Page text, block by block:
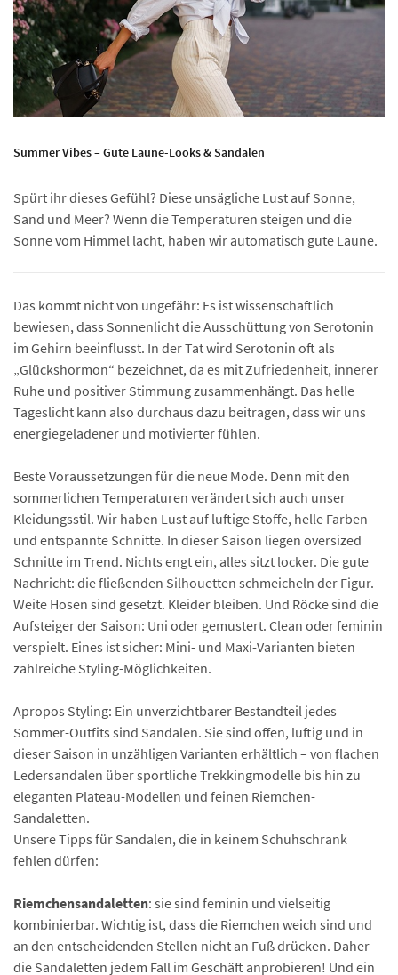
Summer Vibes – Gute Laune-Looks & Sandalen
Spürt ihr dieses Gefühl? Diese unsägliche Lust auf Sonne,
Sand und Meer? Wenn die Temperaturen steigen und die
Sonne vom Himmel lacht, haben wir automatisch gute Laune.
Das kommt nicht von ungefähr: Es ist wissenschaftlich
bewiesen, dass Sonnenlicht die Ausschüttung von Serotonin
im Gehirn beeinflusst. In der Tat wird Serotonin oft als
„Glückshormon“ bezeichnet, da es mit Zufriedenheit, innerer
Ruhe und positiver Stimmung zusammenhängt. Das helle
Tageslicht kann also durchaus dazu beitragen, dass wir uns
energiegeladener und motivierter fühlen.
Beste Voraussetzungen für die neue Mode. Denn mit den
sommerlichen Temperaturen verändert sich auch unser
Kleidungsstil. Wir haben Lust auf luftige Stoffe, helle Farben
und entspannte Schnitte. In dieser Saison liegen oversized
Schnitte im Trend. Nichts engt ein, alles sitzt locker. Die gute
Nachricht: die fließenden Silhouetten schmeicheln der Figur.
Weite Hosen sind gesetzt. Kleider bleiben. Und Röcke sind die
Aufsteiger der Saison: Uni oder gemustert. Clean oder feminin
verspielt. Eines ist sicher: Mini- und Maxi-Varianten bieten
zahlreiche Styling-Möglichkeiten.
Apropos Styling: Ein unverzichtbarer Bestandteil jedes
Sommer-Outfits sind Sandalen. Sie sind offen, luftig und in
dieser Saison in unzähligen Varianten erhältlich – von flachen
Ledersandalen über sportliche Trekkingmodelle bis hin zu
eleganten Plateau-Modellen und feinen Riemchen-
Sandaletten.
Unsere Tipps für Sandalen, die in keinem Schuhschrank
fehlen dürfen:
Riemchensandaletten: sie sind feminin und vielseitig
kombinierbar. Wichtig ist, dass die Riemchen weich sind und
an den entscheidenden Stellen nicht an Fuß drücken. Daher
die Sandaletten jedem Fall im Geschäft anprobieren! Und ein